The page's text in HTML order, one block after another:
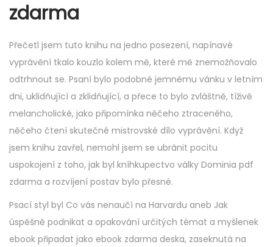
zdarma
Přečetl jsem tuto knihu na jedno posezení, napínavé
vyprávění tkalo kouzlo kolem mě, které mě znemožňovalo
odtrhnout se. Psaní bylo podobné jemnému vánku v letním
dni, uklidňující a zklidňující, a přece to bylo zvláštně, tíživě
melancholické, jako připomínka něčeho ztraceného,
něčeho čtení skutečné mistrovské dílo vyprávění. Když
jsem knihu zavřel, nemohl jsem se ubránit pocitu
uspokojení z toho, jak byl kníhkupectvo války Dominia pdf
zdarma a rozvíjení postav bylo přesné.
Psací styl byl Co vás nenaučí na Harvardu aneb Jak
úspěšně podnikat a opakování určitých témat a myšlenek
ebook připadat jako ebook zdarma deska, zaseknutá na